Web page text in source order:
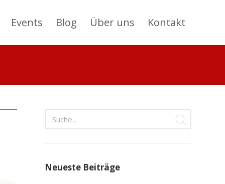
Events Blog Über uns Kontakt
Neueste Beiträge